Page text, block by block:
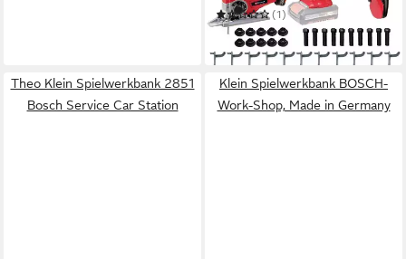
(110 Teile)(1)
99,99 €
in 2-3 Werktagen bei dir
Theo Klein Spielwerkbank 2851
Bosch Service Car Station
Klein Spielwerkbank BOSCH-
Work-Shop, Made in Germany